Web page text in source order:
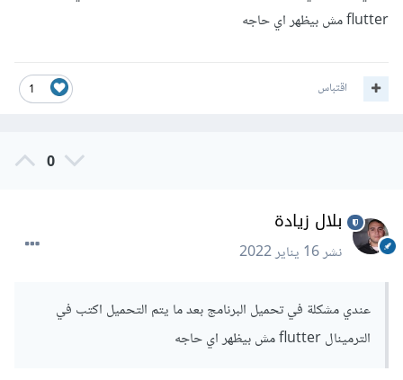
':app_settings:compileDebugAidl'
SDK with path
هل يعلم احد كيفية حلها؟
flutter مش بيظهر اي حاجه
1 اقتباس
0
بلال زيادة
نشر16 يناير 2022
عندي مشكلة في تحميل البرنامج بعد ما يتم التحميل اكتب في
الترمينال flutter مش بيظهر اي حاجه